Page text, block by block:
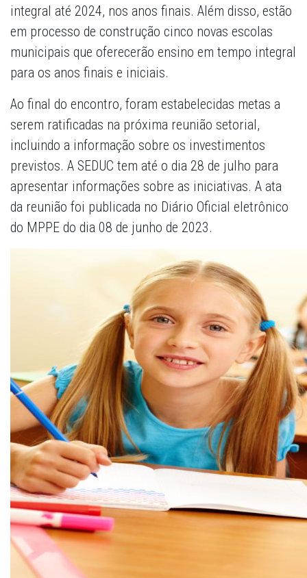
integral até 2024, nos anos finais. Além disso, estão
em processo de construção cinco novas escolas
municipais que oferecerão ensino em tempo integral
para os anos finais e iniciais.
Ao final do encontro, foram estabelecidas metas a
serem ratificadas na próxima reunião setorial,
incluindo a informação sobre os investimentos
previstos. A SEDUC tem até o dia 28 de julho para
apresentar informações sobre as iniciativas. A ata
da reunião foi publicada no Diário Oficial eletrônico
do MPPE do dia 08 de junho de 2023.